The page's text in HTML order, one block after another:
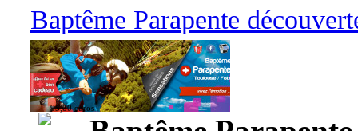
Baptême Parapente
95,00 euros